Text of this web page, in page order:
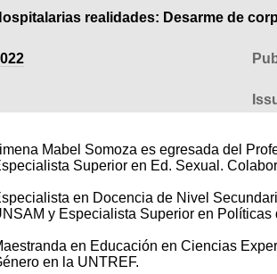
realidades: Desarme de
Mabel Somoza es egresada del
Superior en Ed. Sexual.
en Docencia de Nivel
y Especialista Superior en Políticas
en Educación en Ciencias
en la UNTREF.